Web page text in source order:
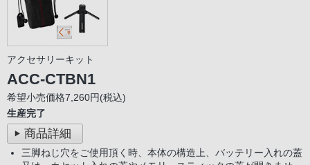
アクセサリーキット
ACC-CTBN1
希望小売価格7,260円(税込)
生産完了
商品詳細
三脚ねじ穴をご使用頂く時、本体の構造上、バッテリー入れの蓋